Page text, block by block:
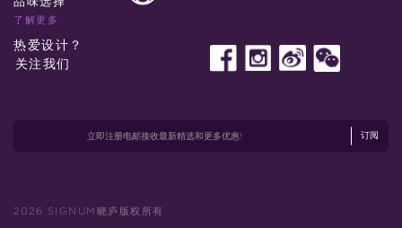
了解更多
热爱设计？
关注我们
订阅
2026 SIGNUM晓庐版权所有